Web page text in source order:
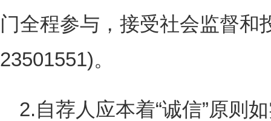
门全程参与，接受社会监督和
23501551)。
2.自荐人应本着“诚信”原则